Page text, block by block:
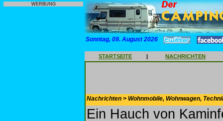
WERBUNG
Sonntag, 09. August 2026
STARTSEITE | NACHRICHTEN
Nachrichten > Wohnmobile, Wohnwagen,
Ein Hauch von